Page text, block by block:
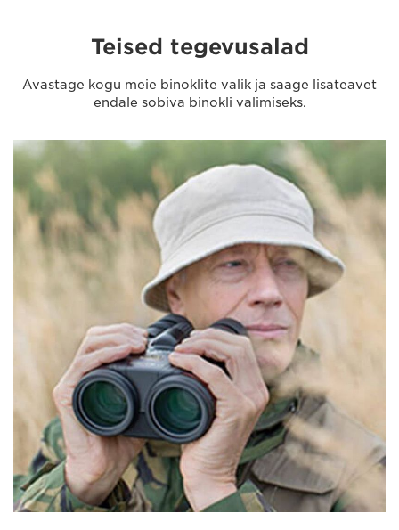
Teised tegevusalad
Avastage kogu meie binoklite valik ja saage lisateavet
endale sobiva binokli valimiseks.